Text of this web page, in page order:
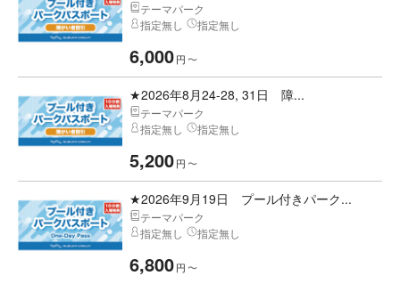
テーマパーク
指定無し
指定無し
6,000円 〜
★2026年8月24-28, 31日 障...
テーマパーク
指定無し
指定無し
5,200円 〜
★2026年9月19日 プール付きパーク...
テーマパーク
指定無し
指定無し
6,800円 〜